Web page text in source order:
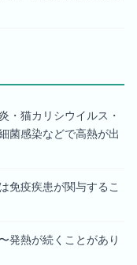
・猫カリシウイルス・
菌感染などで高熱が出
免疫疾患が関与するこ
発熱が続くことがあり